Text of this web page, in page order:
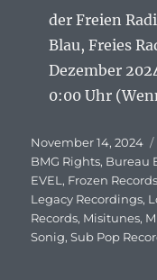
der Freien
Blau, Freies
Dezember
0:00 Uhr
Veröffentlicht
am
November 14, 2024
BMG Rights, Bureau
EVEL, Frozen
Legacy Recordings,
Records, Misitunes,
Sonig,Sub Pop